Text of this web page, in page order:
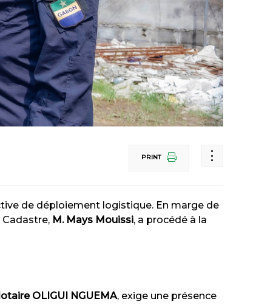
PRINT
de déploiement logistique. En marge de
M. Mays Mouissi, a procédé à la
OLIGUI NGUEMA, exige une présence